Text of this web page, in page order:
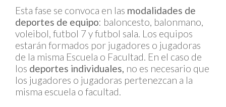
Esta fase se convoca en las modalidades de
deportes de equipo: baloncesto, balonmano,
voleibol, futbol 7 y futbol sala. Los equipos
estarán formados por jugadores o jugadoras
de la misma Escuela o Facultad. En el caso de
los deportes individuales, no es necesario que
los jugadores o jugadoras pertenezcan a la
misma escuela o facultad.